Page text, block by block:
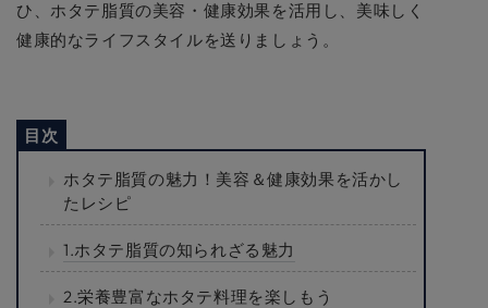
ひ、ホタテ脂質の美容・健康効果を活用し、美味しく
健康的なライフスタイルを送りましょう。
ホタテ脂質の魅力！美容＆健康効果を活かし
たレシピ
1.ホタテ脂質の知られざる魅力
2.栄養豊富なホタテ料理を楽しもう